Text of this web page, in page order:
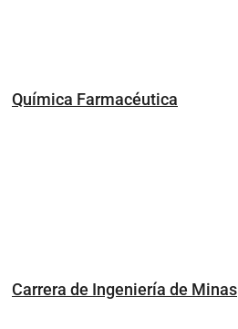
Química Farmacéutica
Carrera de Ingeniería de Minas